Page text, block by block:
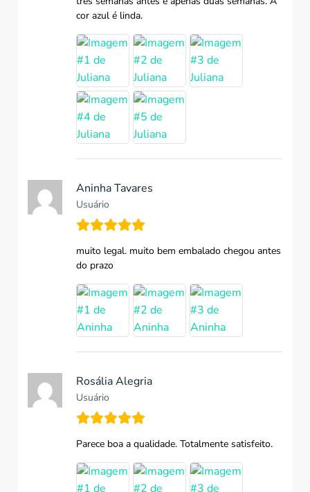
cor azul é linda.
Aninha Tavares
Usuário
muito legal. muito bem embalado chegou antes
do prazo
Rosália Alegria
Usuário
Parece boa a qualidade. Totalmente satisfeito.